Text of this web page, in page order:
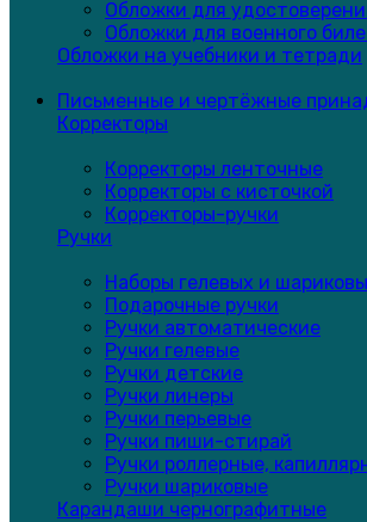
Обложки для
Обложки для военного
Обложки на учебники и тетради
Письменные и чертёжные
Корректоры
Корректоры ленточные
Корректоры с кисточкой
Корректоры-ручки
Ручки
Наборы гелевых и
Подарочные ручки
Ручки автоматические
Ручки гелевые
Ручки детские
Ручки линеры
Ручки перьевые
Ручки пиши-стирай
Ручки роллерные,
Ручки шариковые
Карандаши чернографитные